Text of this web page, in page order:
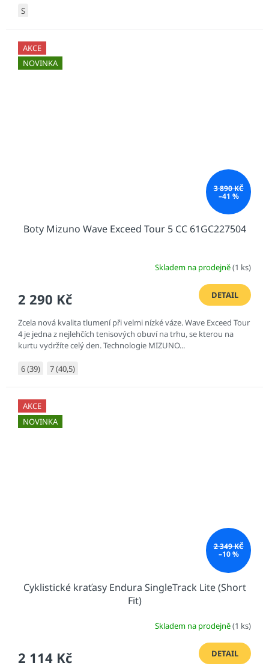
S
AKCE
NOVINKA
3 890 KČ
–41 %
Boty Mizuno Wave Exceed Tour 5 CC 61GC227504
Skladem na prodejně(1 ks)
2 290 Kč DETAIL
Zcela nová kvalita tlumení při velmi nízké váze. Wave Exceed Tour
4 je jedna z nejlehčích tenisových obuví na trhu, se kterou na
kurtu vydržíte celý den. Technologie MIZUNO...
6 (39) 7 (40,5)
AKCE
NOVINKA
2 349 KČ
–10 %
Cyklistické kraťasy Endura SingleTrack Lite (Short
Fit)
Skladem na prodejně(1 ks)
2 114 Kč DETAIL